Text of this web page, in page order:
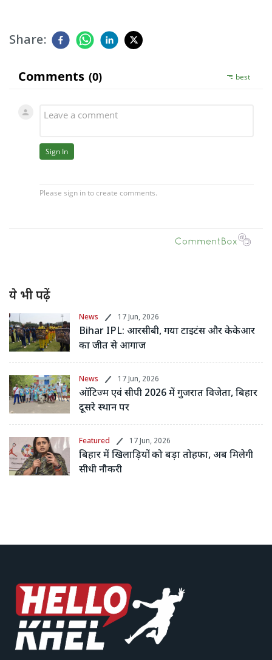
Share:
ये भी पढ़ें
News 17 Jun, 2026
Bihar IPL: आरसीबी, गया टाइटंस और केकेआर
का जीत से आगाज
News 17 Jun, 2026
ऑटिज्म एवं सीपी 2026 में गुजरात विजेता, बिहार
दूसरे स्थान पर
Featured 17 Jun, 2026
बिहार में खिलाड़ियों को बड़ा तोहफा, अब मिलेगी
सीधी नौकरी